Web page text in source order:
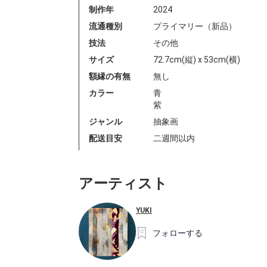
制作年
2024
流通種別
プライマリー（新品）
技法
その他
サイズ
72.7cm(縦) x 53cm(横)
額縁の有無
無し
カラー
青
紫
ジャンル
抽象画
配送目安
二週間以内
アーティスト
YUKI
フォローする